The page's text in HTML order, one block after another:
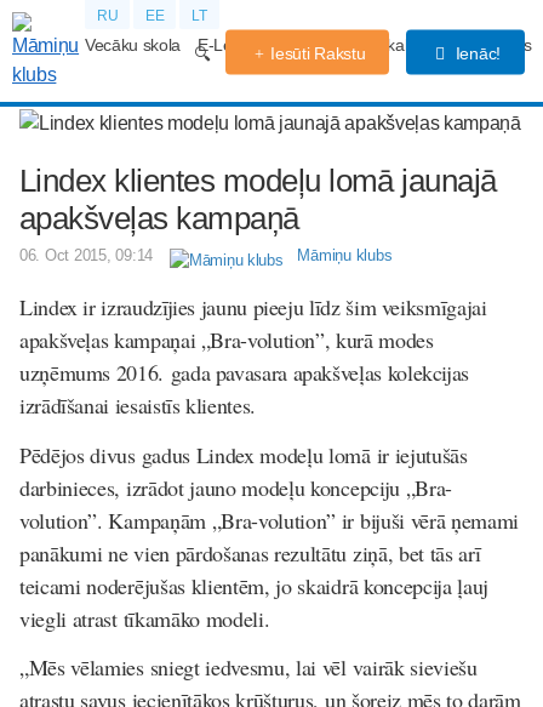
RU EE LT
Vecāku skola E-Lekcijas Grūtniecības kalendārs Forums
Iesūti Rakstu Ienāc!
Lindex klientes modeļu lomā jaunajā
apakšveļas kampaņā
06. Oct 2015, 09:14 Māmiņu klubs
Lindexir izraudzījies jaunu pieeju līdz šim veiksmīgajai
apakšveļas kampaņai „Bra-volution”, kurā modes
uzņēmums 2016. gada pavasara apakšveļas kolekcijas
izrādīšanai iesaistīs klientes.
Pēdējos divus gadus Lindex modeļu lomā ir iejutušās
darbinieces, izrādot jauno modeļu koncepciju „Bra-
volution”. Kampaņām „Bra-volution” ir bijuši vērā ņemami
panākumi ne vien pārdošanas rezultātu ziņā, bet tās arī
teicami noderējušas klientēm, jo skaidrā koncepcija ļauj
viegli atrast tīkamāko modeli.
„Mēs vēlamies sniegt iedvesmu, lai vēl vairāk sieviešu
atrastu savus iecienītākos krūšturus, un šoreiz mēs to darām